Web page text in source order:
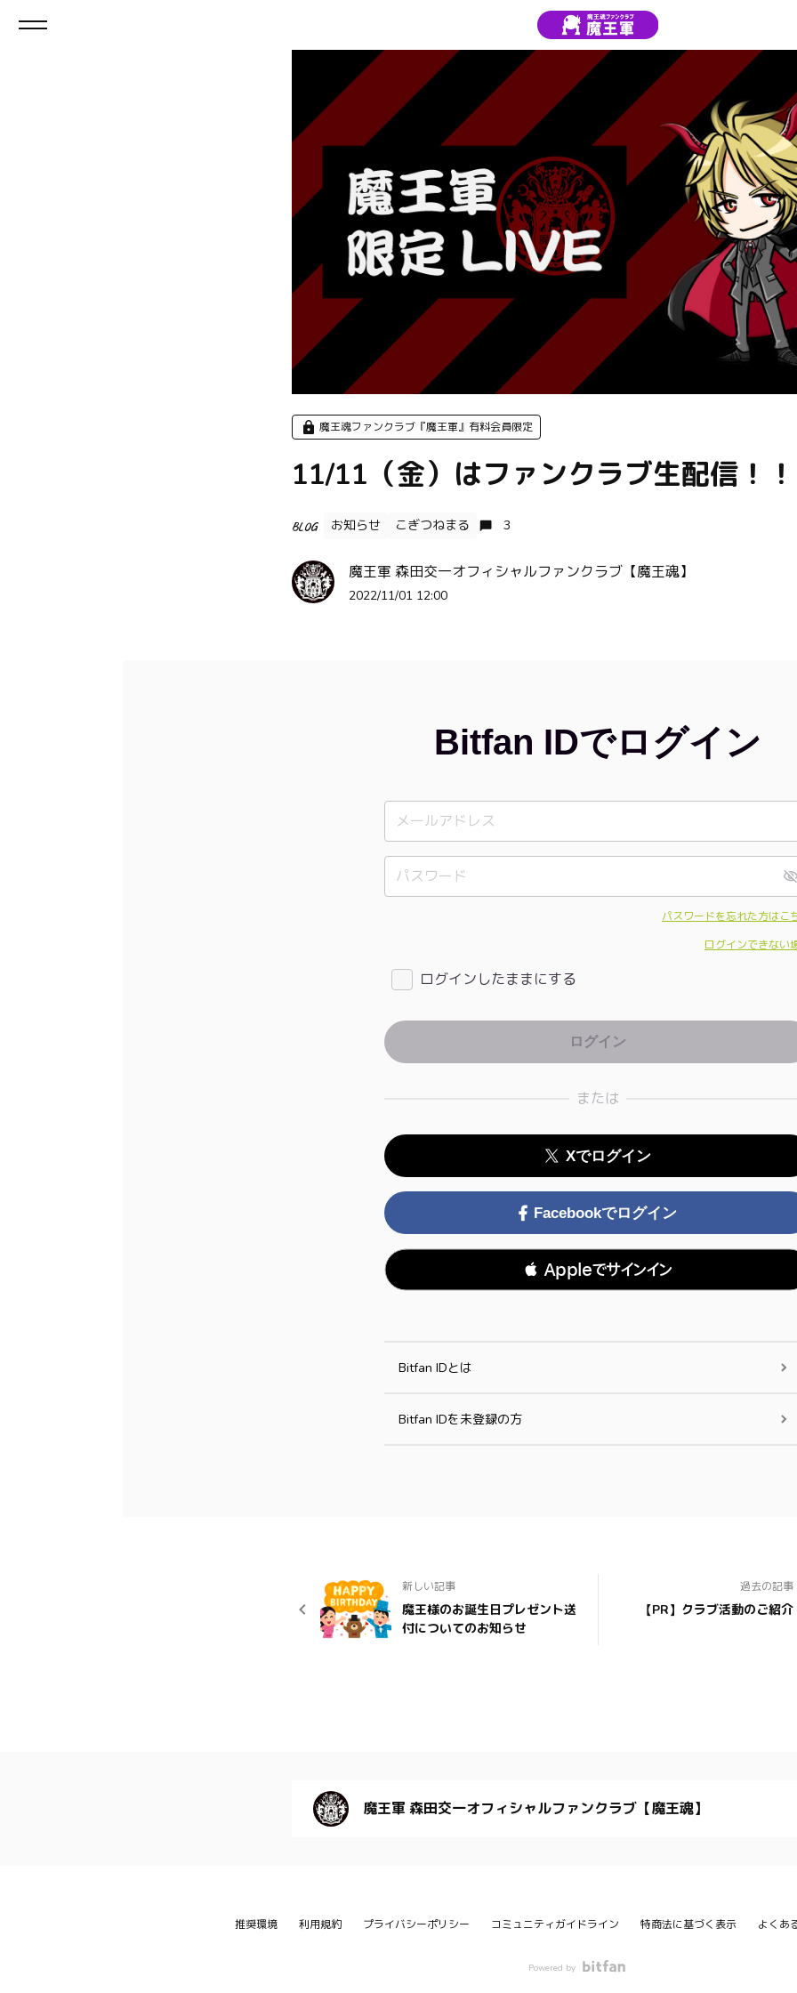
魔王魂ファンクラブ『魔王軍』有料会員限定
11/11（金）はファンクラブ生配信！！
BLOG お知らせ こぎつねまる 3
魔王軍 森田交一オフィシャルファンクラブ【魔王魂】
2022/11/01 12:00
Bitfan IDでログイン
パスワードを忘れた方はこ
ログインできない
ログインしたままにする
または
Xでログイン
Facebookでログイン
 Appleでサインイン
Bitfan IDとは
Bitfan IDを未登録の方
新しい記事
魔王様のお誕生日プレゼント送
付についてのお知らせ
過去の記事
【PR】クラブ活動のご紹介
魔王軍 森田交一オフィシャルファンクラブ【魔王魂】
推奨環境 利用規約 プライバシーポリシー コミュニティガイドライン 特商法に基づく表示 よくあ
Powered by